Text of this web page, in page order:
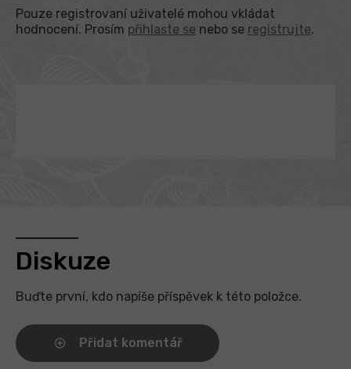
Pouze registrovaní uživatelé mohou vkládat
hodnocení. Prosím přihlaste se nebo se registrujte.
Diskuze
Buďte první, kdo napíše příspěvek k této položce.
Přidat komentář